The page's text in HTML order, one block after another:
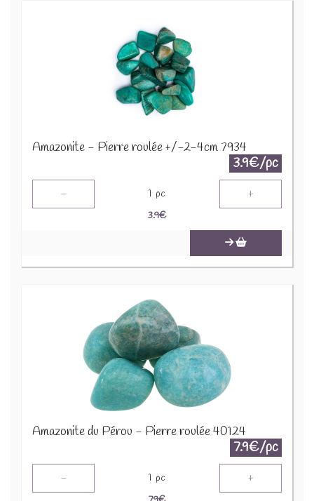
Amazonite - Pierre roulée +/-2-4cm 7934
3.9€/pc
- 1 pc +
3.9€
Amazonite du Pérou - Pierre roulée 40124
7.9€/pc
- 1 pc +